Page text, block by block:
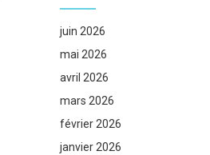
juin 2026
mai 2026
avril 2026
mars 2026
février 2026
janvier 2026